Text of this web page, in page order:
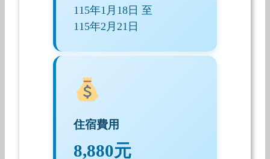
115年1月18日 至
115年2月21日
住宿費用
8,880元